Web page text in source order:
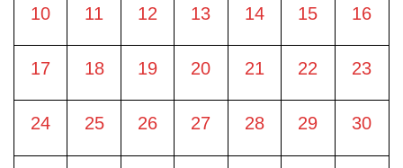
10 11 12 13 14 15 16
17 18 19 20 21 22 23
24 25 26 27 28 29 30